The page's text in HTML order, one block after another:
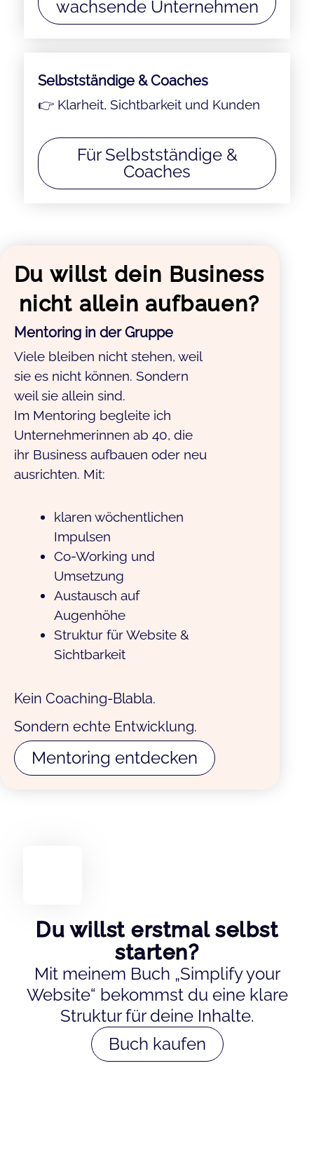
wachsende Unternehmen
Selbstständige & Coaches
👉 Klarheit, Sichtbarkeit und Kunden
Für Selbstständige &
Coaches
Du willst dein Business
nicht allein aufbauen?
Mentoring in der Gruppe
Viele bleiben nicht stehen, weil
sie es nicht können. Sondern
weil sie allein sind.
Im Mentoring begleite ich
Unternehmerinnen ab 40, die
ihr Business aufbauen oder neu
ausrichten. Mit:
klaren wöchentlichen
Impulsen
Co-Working und
Umsetzung
Austausch auf
Augenhöhe
Struktur für Website &
Sichtbarkeit
Kein Coaching-Blabla.
Sondern echte Entwicklung.
Mentoring entdecken
Du willst erstmal selbst
starten?
Mit meinem Buch „Simplify your
Website“ bekommst du eine klare
Struktur für deine Inhalte.
Buch kaufen